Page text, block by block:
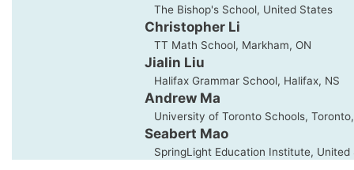
The Bishop's School, United States
Christopher Li
TT Math School, Markham, ON
Jialin Liu
Halifax Grammar School, Halifax, NS
Andrew Ma
University of Toronto Schools,
Seabert Mao
SpringLight Education Institute, United